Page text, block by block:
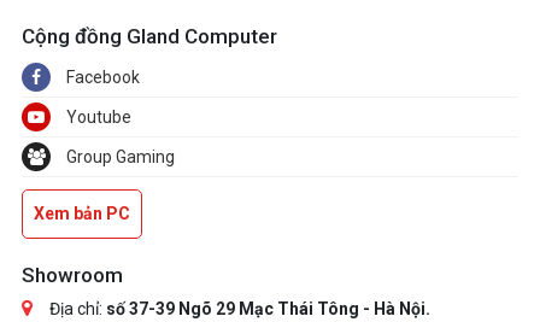
Cộng đồng Gland Computer
Facebook
Youtube
Group Gaming
Xem bản PC
Showroom
Địa chỉ: số 37-39 Ngõ 29 Mạc Thái Tông - Hà Nội.